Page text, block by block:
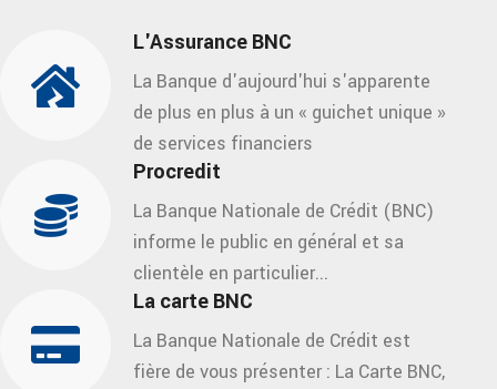
L'Assurance BNC
La Banque d'aujourd'hui s'apparente
de plus en plus à un « guichet unique »
de services financiers
Procredit
La Banque Nationale de Crédit (BNC)
informe le public en général et sa
clientèle en particulier...
La carte BNC
La Banque Nationale de Crédit est
fière de vous présenter : La Carte BNC,